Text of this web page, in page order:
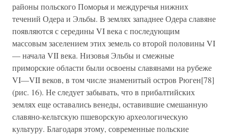
районы польского Поморья и междуречья нижних
течений Одера и Эльбы. В землях западнее Одера славяне
появляются с середины VI века с последующим
массовым заселением этих земель со второй половины VI
— начала VII века. Низовья Эльбы и смежные
приморские области были освоены славянами на рубеже
VI—VII веков, в том числе знаменитый остров Рюген[78]
(рис. 16). Не следует забывать, что в прибалтийских
землях еще оставались венеды, оставившие смешанную
славяно-кельтскую пшеворскую археологическую
культуру. Благодаря этому, современные польские